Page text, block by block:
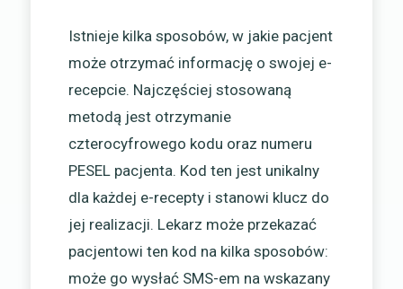
Istnieje kilka sposobów, w jakie pacjent
może otrzymać informację o swojej e-
recepcie. Najczęściej stosowaną
metodą jest otrzymanie
czterocyfrowego kodu oraz numeru
PESEL pacjenta. Kod ten jest unikalny
dla każdej e-recepty i stanowi klucz do
jej realizacji. Lekarz może przekazać
pacjentowi ten kod na kilka sposobów:
może go wysłać SMS-em na wskazany